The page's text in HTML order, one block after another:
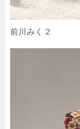
前川みく２